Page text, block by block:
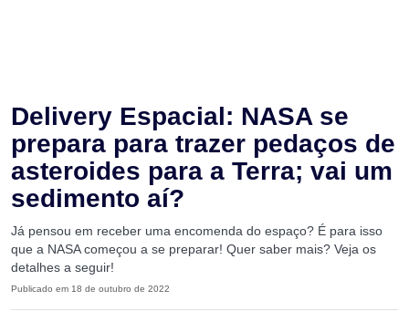
Delivery Espacial: NASA se
prepara para trazer pedaços de
asteroides para a Terra; vai um
sedimento aí?
Já pensou em receber uma encomenda do espaço? É para isso
que a NASA começou a se preparar! Quer saber mais? Veja os
detalhes a seguir!
Publicado em 18 de outubro de 2022